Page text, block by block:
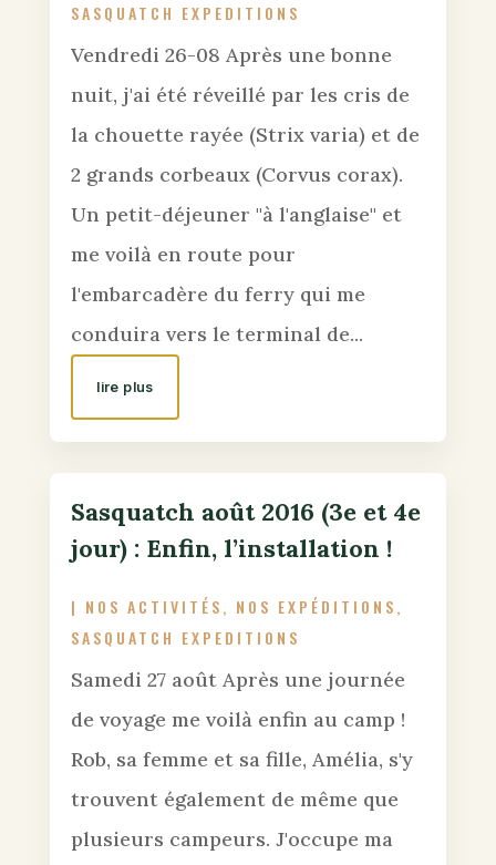
SASQUATCH EXPEDITIONS
Vendredi 26-08 Après une bonne
nuit, j'ai été réveillé par les cris de
la chouette rayée (Strix varia) et de
2 grands corbeaux (Corvus corax).
Un petit-déjeuner "à l'anglaise" et
me voilà en route pour
l'embarcadère du ferry qui me
conduira vers le terminal de...
lire plus
Sasquatch août 2016 (3e et 4e
jour) : Enfin, l’installation !
| NOS ACTIVITÉS, NOS EXPÉDITIONS,
SASQUATCH EXPEDITIONS
Samedi 27 août Après une journée
de voyage me voilà enfin au camp !
Rob, sa femme et sa fille, Amélia, s'y
trouvent également de même que
plusieurs campeurs. J'occupe ma